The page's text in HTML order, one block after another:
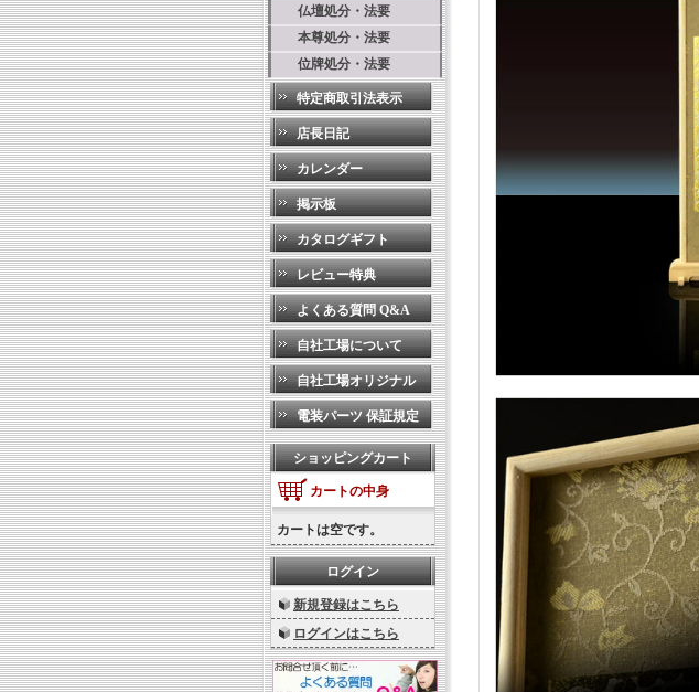
仏壇処分・法要
本尊処分・法要
位牌処分・法要
特定商取引法表示
店長日記
カレンダー
掲示板
カタログギフト
レビュー特典
よくある質問 Q&A
自社工場について
自社工場オリジナル
電装パーツ 保証規定
ショッピングカート
カートの中身
カートは空です。
ログイン
新規登録はこちら
ログインはこちら